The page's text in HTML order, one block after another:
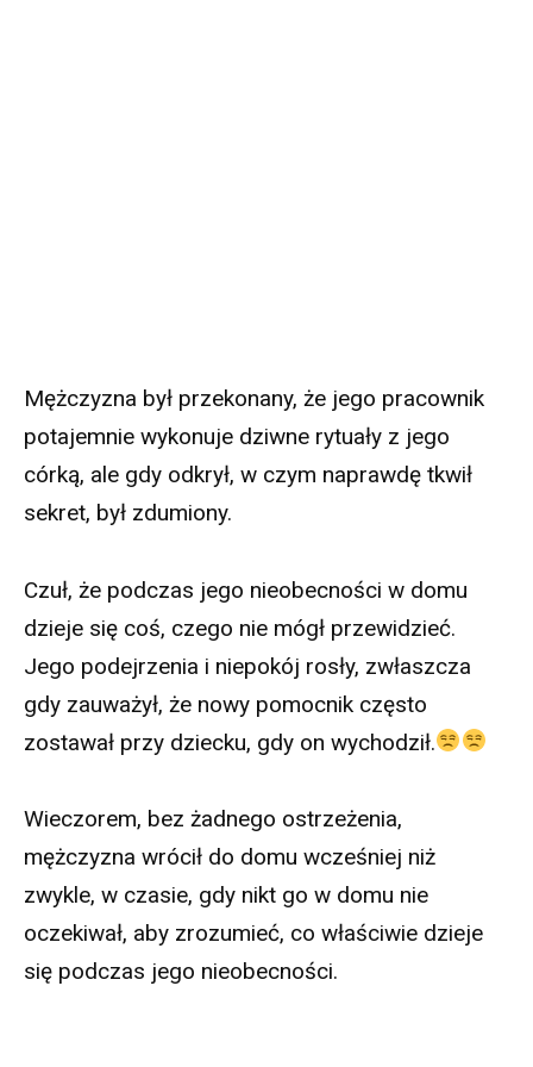
Mężczyzna był przekonany, że jego pracownik
potajemnie wykonuje dziwne rytuały z jego
córką, ale gdy odkrył, w czym naprawdę tkwił
sekret, był zdumiony.
Czuł, że podczas jego nieobecności w domu
dzieje się coś, czego nie mógł przewidzieć.
Jego podejrzenia i niepokój rosły, zwłaszcza
gdy zauważył, że nowy pomocnik często
zostawał przy dziecku, gdy on wychodził.
Wieczorem, bez żadnego ostrzeżenia,
mężczyzna wrócił do domu wcześniej niż
zwykle, w czasie, gdy nikt go w domu nie
oczekiwał, aby zrozumieć, co właściwie dzieje
się podczas jego nieobecności.